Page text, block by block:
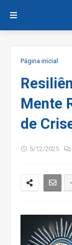
Página inicial
Mente
de
5/12/2025